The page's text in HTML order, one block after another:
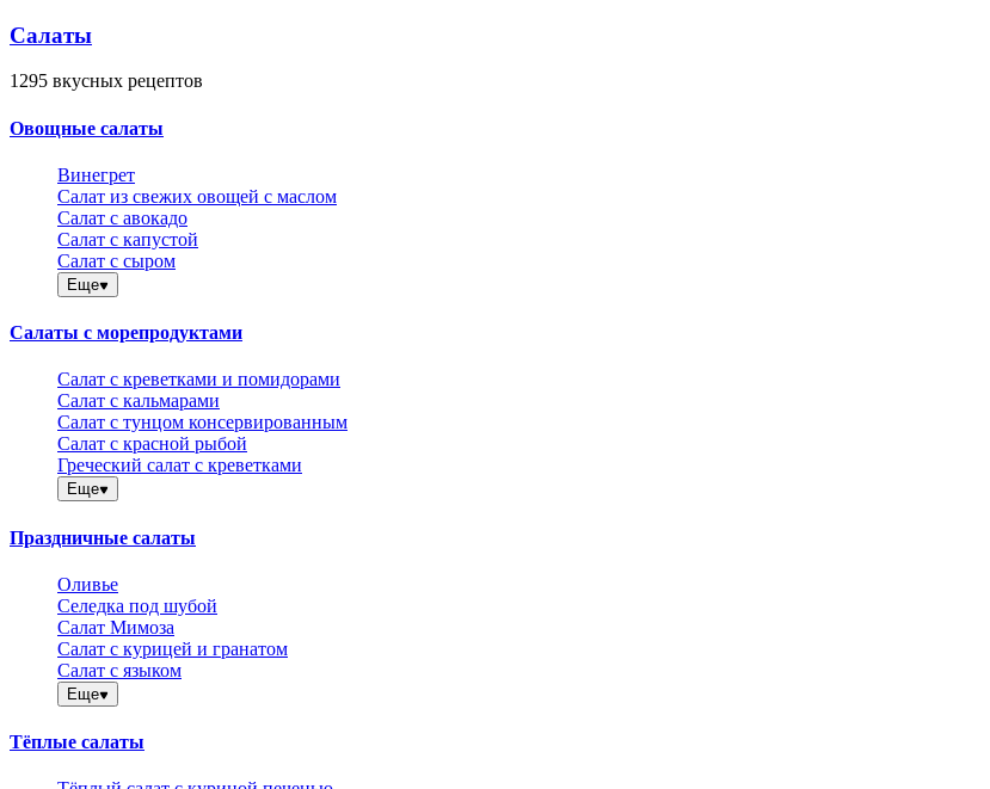
Салаты
1295 вкусных рецептов
Овощные салаты
Винегрет
Салат из свежих овощей с маслом
Салат с авокадо
Салат с капустой
Салат с сыром
Еще
Салаты с морепродуктами
Салат с креветками и помидорами
Салат с кальмарами
Салат с тунцом консервированным
Салат с красной рыбой
Греческий салат с креветками
Еще
Праздничные салаты
Оливье
Селедка под шубой
Салат Мимоза
Салат с курицей и гранатом
Салат с языком
Еще
Тёплые салаты